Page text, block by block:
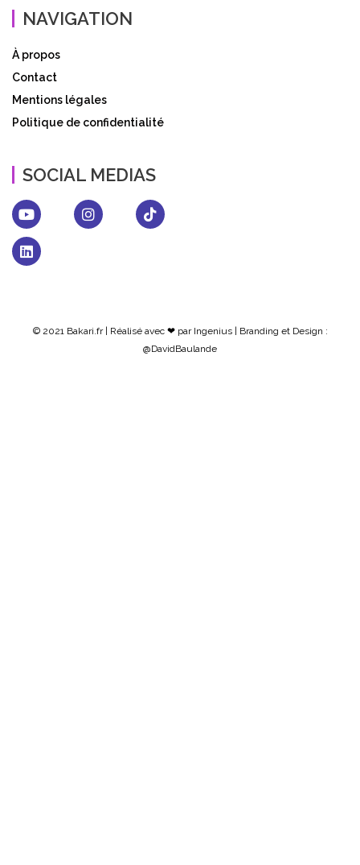
NAVIGATION
À propos
Contact
Mentions légales
Politique de confidentialité
SOCIAL MEDIAS
© 2021 Bakari.fr | Réalisé avec ❤ par Ingenius| Branding et Design :
@DavidBaulande